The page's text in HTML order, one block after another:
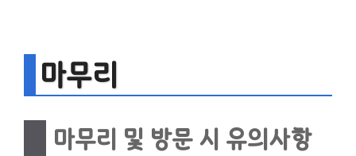
마무리
마무리 및 방문 시 유의사항